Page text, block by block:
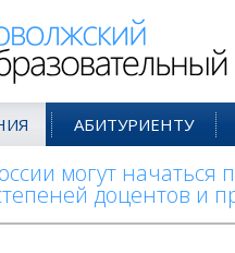
АБИТУРИЕНТУ
могут начаться
доцентов и